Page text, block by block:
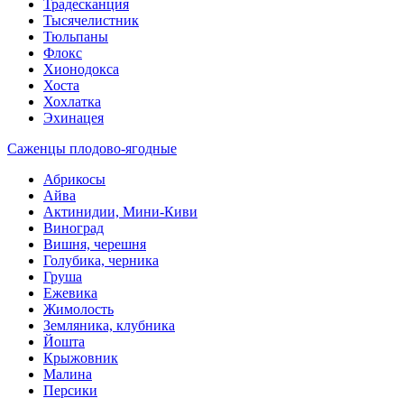
Традесканция
Тысячелистник
Тюльпаны
Флокс
Хионодокса
Хоста
Хохлатка
Эхинацея
Саженцы плодово-ягодные
Абрикосы
Айва
Актинидии, Мини-Киви
Виноград
Вишня, черешня
Голубика, черника
Груша
Ежевика
Жимолость
Земляника, клубника
Йошта
Крыжовник
Малина
Персики